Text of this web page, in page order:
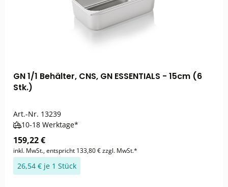
GN 1/1 Behälter, CNS, GN ESSENTIALS - 15cm (6
Stk.)
Art.-Nr. 13239
10-18 Werktage*
159,22 €
inkl. MwSt., entspricht 133,80 € zzgl. MwSt.*
26,54 € je 1 Stück